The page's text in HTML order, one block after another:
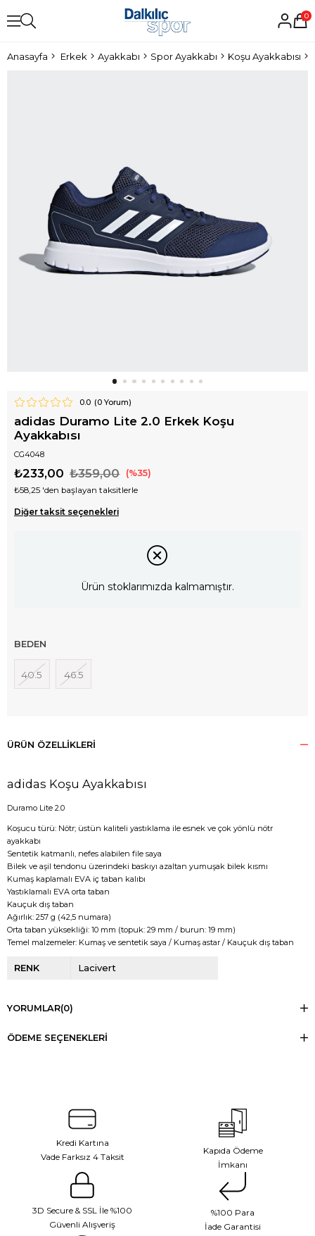
0
Anasayfa Erkek Ayakkabı Spor Ayakkabı Koşu Ayakkabısı
0.0 (0Yorum)
adidas Duramo Lite 2.0 Erkek Koşu
Ayakkabısı
CG4048
₺359,00
₺233,00 35
₺58,25 'den başlayan taksitlerle
Diğer taksit seçenekleri
Ürün stoklarımızda kalmamıştır.
BEDEN
40.5 46.5
ÜRÜN ÖZELLIKLERI
adidas Koşu Ayakkabısı
Duramo Lite 2.0
Koşucu türü: Nötr; üstün kaliteli yastıklama ile esnek ve çok yönlü nötr
ayakkabı
Sentetik katmanlı, nefes alabilen file saya
Bilek ve aşil tendonu üzerindeki baskıyı azaltan yumuşak bilek kısmı
Kumaş kaplamalı EVA iç taban kalıbı
Yastıklamalı EVA orta taban
Kauçuk dış taban
Ağırlık: 257 g (42,5 numara)
Orta taban yüksekliği: 10 mm (topuk: 29 mm / burun: 19 mm)
Temel malzemeler: Kumaş ve sentetik saya / Kumaş astar / Kauçuk dış taban
RENK Lacivert
YORUMLAR(0)
ÖDEME SEÇENEKLERI
Kredi Kartına
Vade Farksız 4 Taksit
Kapıda Ödeme
İmkanı
3D Secure & SSL İle %100
Güvenli Alışveriş
%100 Para
İade Garantisi